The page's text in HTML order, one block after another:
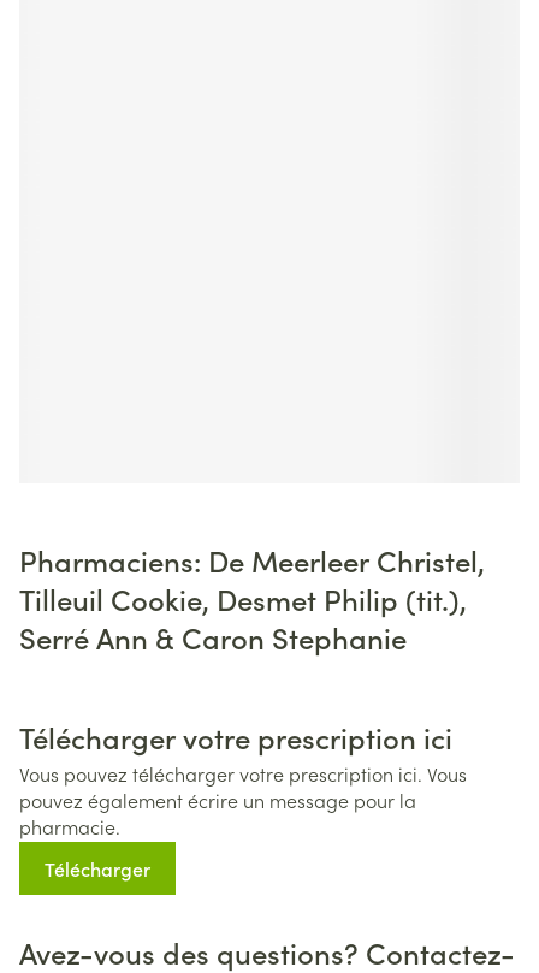
Pharmaciens: De Meerleer Christel,
Tilleuil Cookie, Desmet Philip (tit.),
Serré Ann & Caron Stephanie
Télécharger votre prescription ici
Vous pouvez télécharger votre prescription ici. Vous
pouvez également écrire un message pour la
pharmacie.
Télécharger
Avez-vous des questions? Contactez-